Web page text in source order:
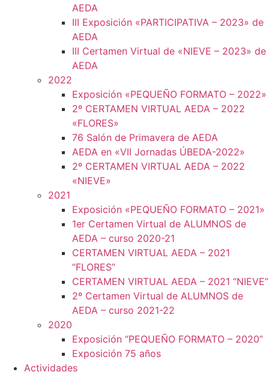
AEDA
III Exposición «PARTICIPATIVA – 2023» de
AEDA
III Certamen Virtual de «NIEVE – 2023» de
AEDA
2022
Exposición «PEQUEÑO FORMATO – 2022»
2º CERTAMEN VIRTUAL AEDA – 2022
«FLORES»
76 Salón de Primavera de AEDA
AEDA en «VII Jornadas ÚBEDA-2022»
2º CERTAMEN VIRTUAL AEDA – 2022
«NIEVE»
2021
Exposición «PEQUEÑO FORMATO – 2021»
1er Certamen Virtual de ALUMNOS de
AEDA – curso 2020-21
CERTAMEN VIRTUAL AEDA – 2021
“FLORES”
CERTAMEN VIRTUAL AEDA – 2021 “NIEVE”
2º Certamen Virtual de ALUMNOS de
AEDA – curso 2021-22
2020
Exposición “PEQUEÑO FORMATO – 2020”
Exposición 75 años
Actividades